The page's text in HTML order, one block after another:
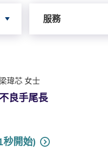
服務
梁瑋芯 女士
良手尾長
秒開始)